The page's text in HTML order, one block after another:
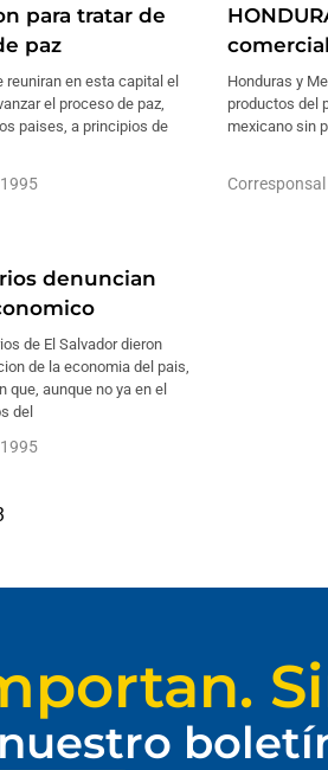
para tratar de
paz
reuniran en esta capital el
el proceso de paz,
paises, a principios de
Honduras y
productos del
mexicano sin
Corresponsal
denuncian
de El Salvador dieron
de la economia del pais,
aunque no ya en el
del